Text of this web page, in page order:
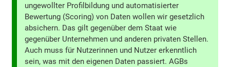
ungewollter Profilbildung und automatisierter
Bewertung (Scoring) von Daten wollen wir gesetzlich
absichern. Das gilt gegenüber dem Staat wie
gegenüber Unternehmen und anderen privaten Stellen.
Auch muss für Nutzerinnen und Nutzer erkenntlich
sein, was mit den eigenen Daten passiert. AGBs